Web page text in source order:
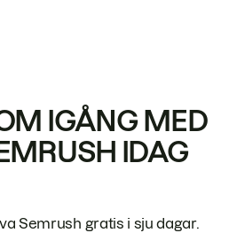
IGÅNG MED
IDAG
Semrush gratis i sju dagar.